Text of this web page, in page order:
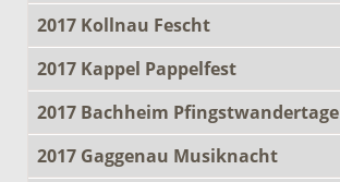
2017 Kollnau Fescht
2017 Kappel Pappelfest
2017 Bachheim Pfingstwandertage
2017 Gaggenau Musiknacht